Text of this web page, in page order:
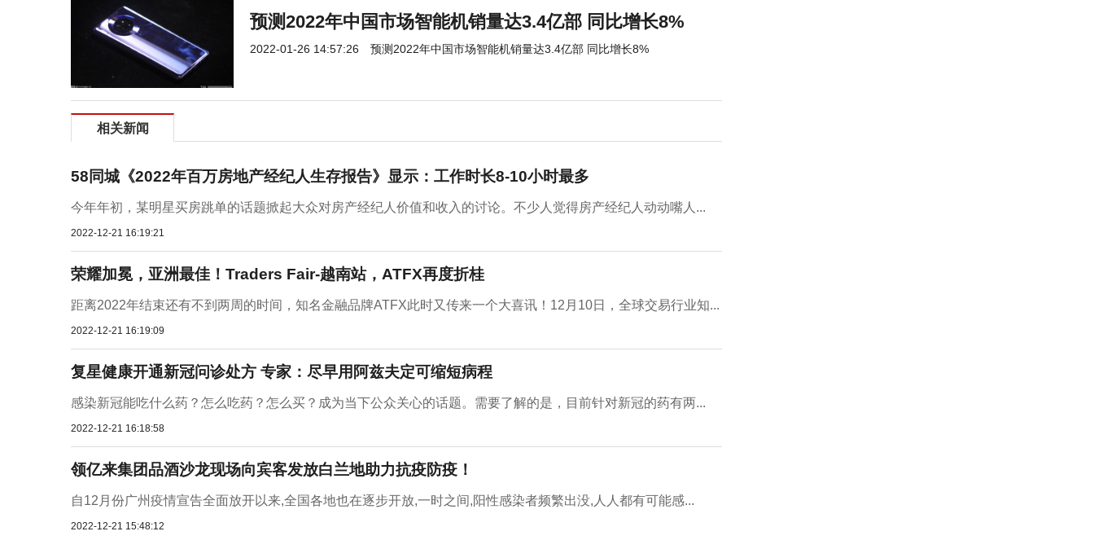
预测2022年中国市场智能机销量达3.4亿部 同比增长8%
2022-01-26 14:57:26 预测2022年中国市场智能机销量达3.4亿部 同比增长8%
相关新闻
58同城《2022年百万房地产经纪人生存报告》显示：工作时长8-10小时最多
今年年初，某明星买房跳单的话题掀起大众对房产经纪人价值和收入的讨论。不少人觉得房产经纪人动动嘴人...
2022-12-21 16:19:21
荣耀加冕，亚洲最佳！Traders Fair-越南站，ATFX再度折桂
距离2022年结束还有不到两周的时间，知名金融品牌ATFX此时又传来一个大喜讯！12月10日，全球交易行业知...
2022-12-21 16:19:09
复星健康开通新冠问诊处方 专家：尽早用阿兹夫定可缩短病程
感染新冠能吃什么药？怎么吃药？怎么买？成为当下公众关心的话题。需要了解的是，目前针对新冠的药有两...
2022-12-21 16:18:58
领亿来集团品酒沙龙现场向宾客发放白兰地助力抗疫防疫！
自12月份广州疫情宣告全面放开以来,全国各地也在逐步开放,一时之间,阳性感染者频繁出没,人人都有可能感...
2022-12-21 15:48:12